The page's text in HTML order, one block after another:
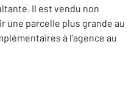
Il est vendu non
une parcelle plus grande au
à l'agence au